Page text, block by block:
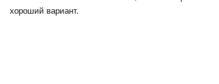
хороший вариант.